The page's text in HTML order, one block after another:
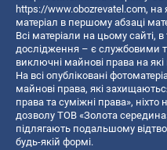
https://www.obozrevatel.com, на
матеріал в першому абзаці
Всі матеріали на цьому сайті, в
дослідження – є службовими
виключні майнові права на
На всі опубліковані
майнові права, які
права та суміжні права»,
дозволу ТОВ «Золота
підлягають подальшому
будь-якій формі.